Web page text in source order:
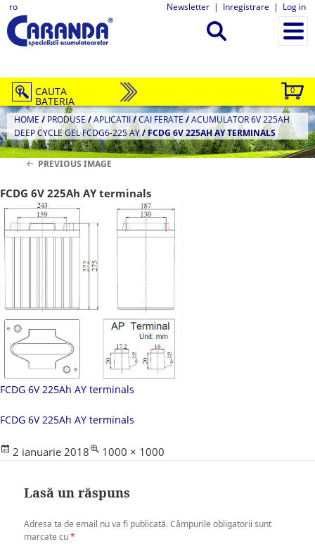
ro Newsletter | Inregistrare | Log in
0
CAUTA
BATERIA
HOME / PRODUSE/APLICATII/CAI FERATE /ACUMULATOR 6V 225AH
DEEP CYCLE GEL FCDG6-225 AY/FCDG 6V 225AH AY TERMINALS
PREVIOUS IMAGE
FCDG 6V 225Ah AY terminals
FCDG 6V 225Ah AY terminals
FCDG 6V 225Ah AY terminals
Posted
2 ianuarie 2018
Full
1000 × 1000
Lasă un răspuns
Adresa ta de email nu va fi publicată. Câmpurile obligatorii sunt
marcate cu*